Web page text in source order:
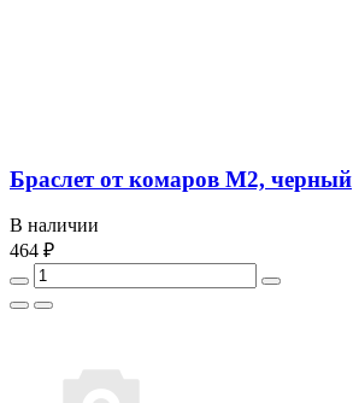
Браслет от комаров M2, черный
В наличии
464 ₽